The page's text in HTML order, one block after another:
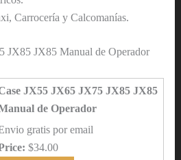
Carrocería y Calcomanías.
JX85 JX85 Manual de Operador
JX55 JX65 JX75 JX85 JX85
de Operador
gratis por email
$34.00